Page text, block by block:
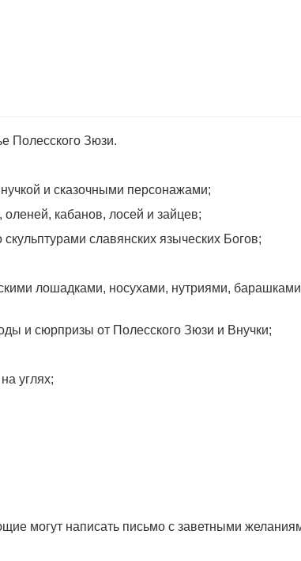
Полесского Зюзи.
и сказочными персонажами;
кабанов, лосей и зайцев;
славянских языческих Богов;
лошадками, носухами, нутриями,
и сюрпризы от Полесского Зюзи и Внучки;
углях;
могут написать письмо с заветными